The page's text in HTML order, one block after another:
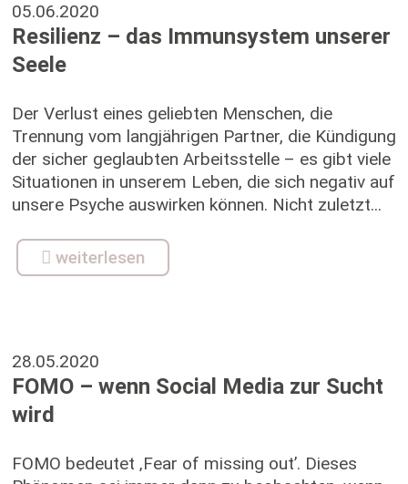
05.06.2020
Resilienz – das Immunsystem unserer
Seele
Der Verlust eines geliebten Menschen, die
Trennung vom langjährigen Partner, die Kündigung
der sicher geglaubten Arbeitsstelle – es gibt viele
Situationen in unserem Leben, die sich negativ auf
unsere Psyche auswirken können. Nicht zuletzt...
weiterlesen
28.05.2020
FOMO – wenn Social Media zur Sucht
wird
FOMO bedeutet ‚Fear of missing out’. Dieses